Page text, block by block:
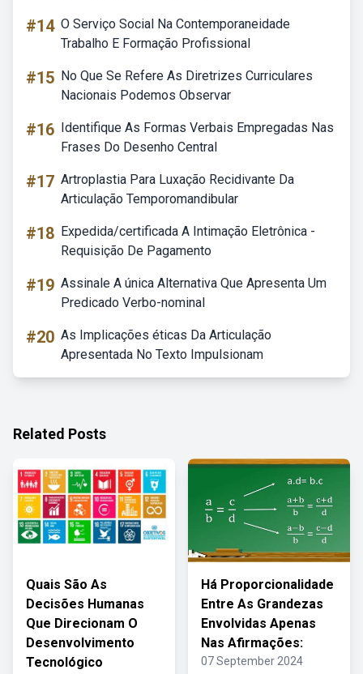
#14 O Serviço Social Na Contemporaneidade
Trabalho E Formação Profissional
#15 No Que Se Refere As Diretrizes Curriculares
Nacionais Podemos Observar
#16 Identifique As Formas Verbais Empregadas Nas
Frases Do Desenho Central
#17 Artroplastia Para Luxação Recidivante Da
Articulação Temporomandibular
#18 Expedida/certificada A Intimação Eletrônica -
Requisição De Pagamento
#19 Assinale A única Alternativa Que Apresenta Um
Predicado Verbo-nominal
#20 As Implicações éticas Da Articulação
Apresentada No Texto Impulsionam
Related Posts
Quais São As
Decisões Humanas
Que Direcionam O
Desenvolvimento
Tecnológico
Há Proporcionalidade
Entre As Grandezas
Envolvidas Apenas
Nas Afirmações:
07 September 2024